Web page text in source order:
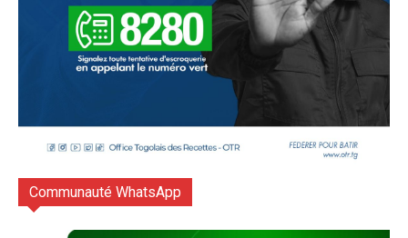
Communauté WhatsApp